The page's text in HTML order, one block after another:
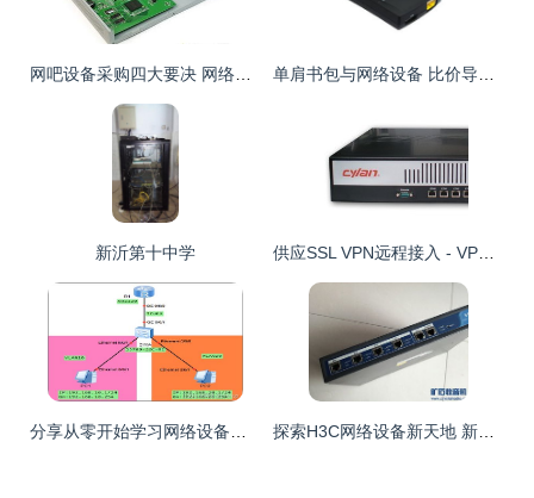
新沂第十中学